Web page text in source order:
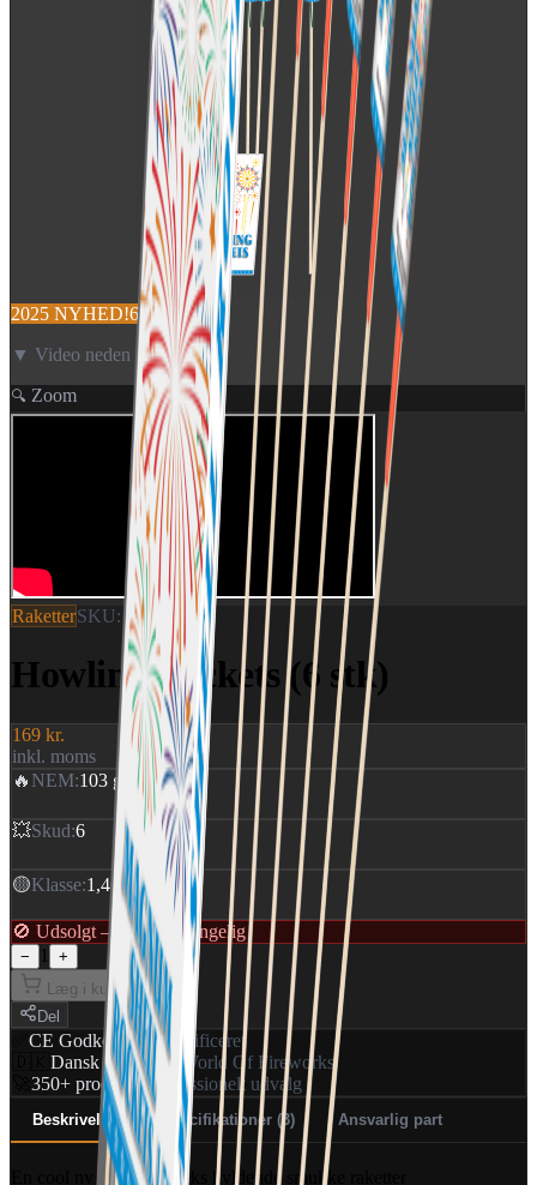
2025 NYHED!6 stk!
▼ Video neden for
🔍 Zoom
RaketterSKU:1474
Howling Rockets (6 stk)
169 kr.
inkl. moms
🔥 NEM:103 g
💥Skud:6
🟡Klasse:1,4G
🚫 Udsolgt — ikke tilgængelig
− 1
+
Læg i kurv
Del
CE GodkendtEU-certificeret
Dansk distributør World Of Fireworks
350+ produkterProfessionelt udvalg
Beskrivelse Specifikationer (3) Ansvarlig part
En cool ny serie med seks hyldende smukke raketter